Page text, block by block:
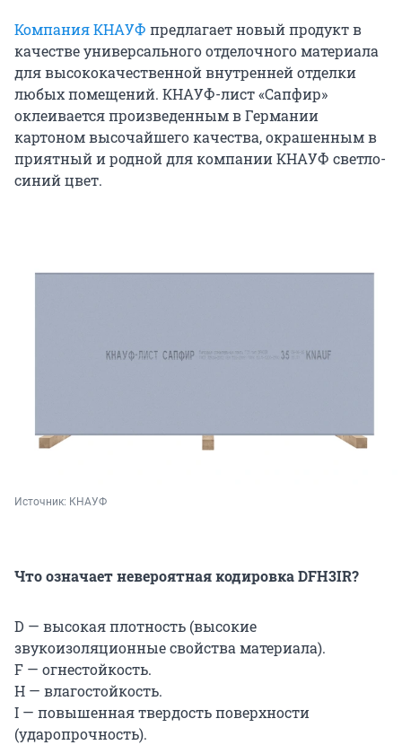
Компания КНАУФ предлагает новый продукт в
качестве универсального отделочного материала
для высококачественной внутренней отделки
любых помещений. КНАУФ-лист «Сапфир»
оклеивается произведенным в Германии
картоном высочайшего качества, окрашенным в
приятный и родной для компании КНАУФ светло-
синий цвет.
Источник: КНАУФ
Что означает невероятная кодировка DFH3IR?
D — высокая плотность (высокие
звукоизоляционные свойства материала).
F — огнестойкость.
H — влагостойкость.
I — повышенная твердость поверхности
(ударопрочность).